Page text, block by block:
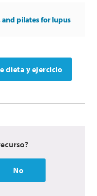
pilates for lupus
dieta y ejercicio
No